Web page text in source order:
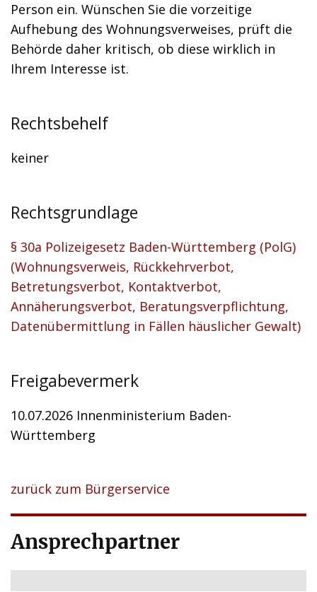
Person ein. Wünschen Sie die vorzeitige
Aufhebung des Wohnungsverweises, prüft die
Behörde daher kritisch, ob diese wirklich in
Ihrem Interesse ist.
Rechtsbehelf
keiner
Rechtsgrundlage
§ 30a Polizeigesetz Baden-Württemberg (PolG)
(Wohnungsverweis, Rückkehrverbot,
Betretungsverbot, Kontaktverbot,
Annäherungsverbot, Beratungsverpflichtung,
Datenübermittlung in Fällen häuslicher Gewalt)
Freigabevermerk
10.07.2026 Innenministerium Baden-
Württemberg
zurück zum Bürgerservice
Ansprechpartner